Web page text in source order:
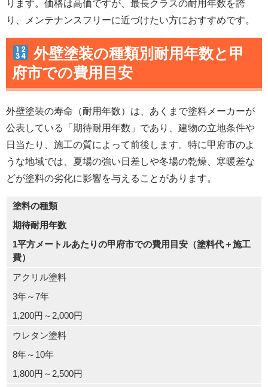
ります。価格は高価ですが、最長クラスの耐用年数を誇
り、メンテナンスフリーに近づけたい方におすすめです。
外壁塗装の種類別耐用年数と 甲
府市での費用目安
外壁塗装の寿命（耐用年数）は、あくまで塗料メーカーが
公表している「期待耐用年数」であり、建物の立地条件や
日当たり、施工の質によって前後します。特に甲府市のよ
うな地域では、夏場の強い日差しや冬場の乾燥、寒暖差な
どが塗料の劣化に影響を与えることがあります。
塗料の種類
期待耐用年数
1平方メートルあたりの甲府市での費用目安（塗料代＋施工
費）
アクリル塗料
3年～7年
1,200円～2,000円
ウレタン塗料
8年～10年
1,800円～2,500円